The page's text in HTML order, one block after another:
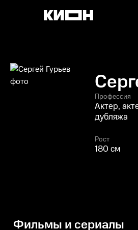
Профессия
Актер,
дубляжа
Рост
180 см
Фильмы и сериалы